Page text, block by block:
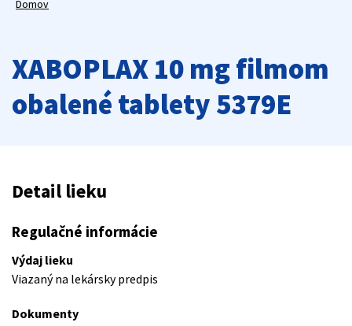
Domov
XABOPLAX 10 mg filmom
obalené tablety 5379E
Detail lieku
Regulačné informácie
Výdaj lieku
Viazaný na lekársky predpis
Dokumenty